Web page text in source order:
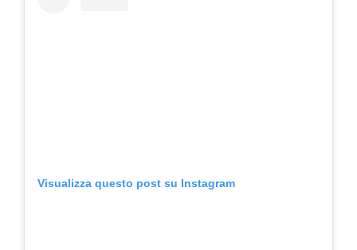
Visualizza questo post su Instagram